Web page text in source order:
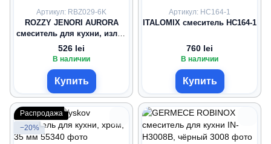
Артикул: RBZ029-6K
ROZZY JENORI AURORA
смеситель для кухни, излив
160 мм, хром, 40 мм
526 lei
В наличии
Купить
Артикул: HC164-1
ITALOMIX смеситель HC164-1
760 lei
В наличии
Купить
Распродажа
−20%